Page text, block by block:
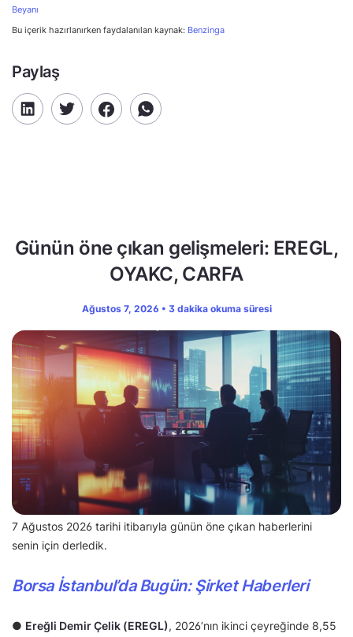
Beyanı
Bu içerik hazırlanırken faydalanılan kaynak: Benzinga
Paylaş
Günün öne çıkan gelişmeleri: EREGL,
OYAKC, CARFA
Ağustos 7, 2026 • 3 dakika okuma süresi
7 Ağustos 2026 tarihi itibarıyla günün öne çıkan haberlerini
senin için derledik.
Borsa İstanbul’da Bugün: Şirket Haberleri
● Ereğli Demir Çelik (EREGL), 2026’nın ikinci çeyreğinde 8,55